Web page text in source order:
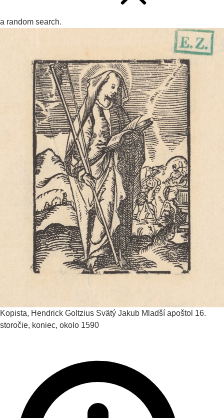
a random search.
Kopista, Hendrick Goltzius Svätý Jakub Mladší apoštol 16.
storočie, koniec, okolo 1590